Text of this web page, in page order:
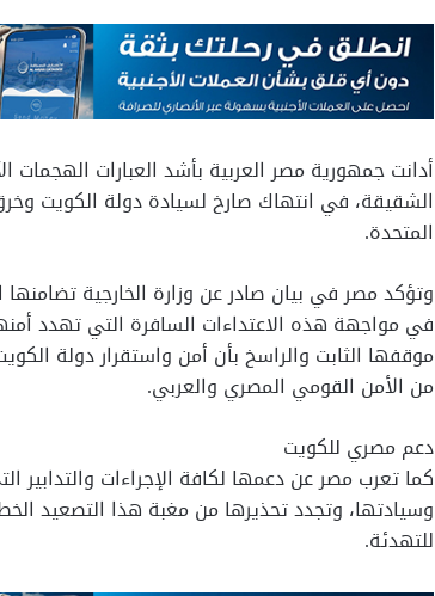
أدانت جمهورية مصر العربية بأشد العبارات الهجمات
الشقيقة، في انتهاك صارخ لسيادة دولة الكويت
المتحدة.
وتؤكد مصر في بيان صادر عن وزارة الخارجية
في مواجهة هذه الاعتداءات السافرة التي تهدد
موقفها الثابت والراسخ بأن أمن واستقرار دولة
من الأمن القومي المصري والعربي.
دعم مصري للكويت
كما تعرب مصر عن دعمها لكافة الإجراءات
وسيادتها، وتجدد تحذيرها من مغبة هذا التصعيد
للتهدئة.